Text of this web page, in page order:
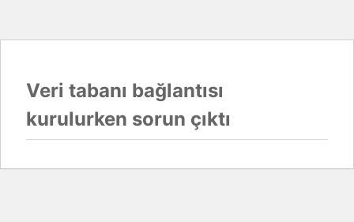
Veri tabanı bağlantısı
kurulurken sorun çıktı